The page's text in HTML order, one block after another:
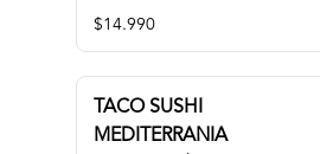
SALMON Y CAMARON
$14.990
TACO SUSHI
MEDITERRANIA